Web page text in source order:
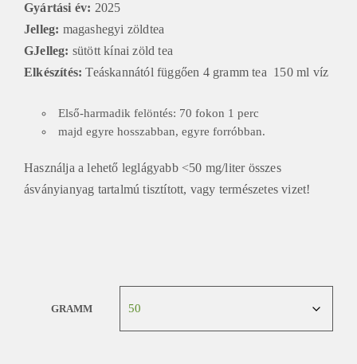
Gyártási év: 2025
Jelleg: magashegyi zöldtea
GJelleg: sütött kínai zöld tea
Elkészítés:Teáskannától függően 4 gramm tea 150 ml víz
Első-harmadik felöntés: 70 fokon 1 perc
majd egyre hosszabban, egyre forróbban.
Használja a lehető leglágyabb <50 mg/liter összes
ásványianyag tartalmú tisztított, vagy természetes vizet!
GRAMM